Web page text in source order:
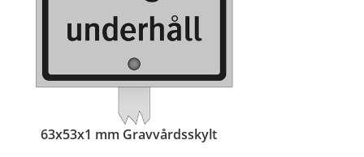
63x53x1 mm Gravvårdsskylt